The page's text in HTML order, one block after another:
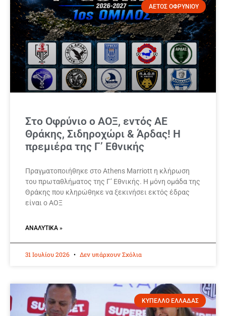
ΑΕΤΟΣ ΟΦΡΥΝΙΟΥ
Στο Οφρύνιο ο ΑΟΞ, εντός ΑΕ
Θράκης, Σιδηροχώρι & Άρδας! Η
πρεμιέρα της Γ’ Εθνικής
Πραγματοποιήθηκε στο Athens Marriott η κλήρωση
του πρωταθλήματος της Γ’ Εθνικής. Η μόνη ομάδα της
Θράκης που κληρώθηκε να ξεκινήσει εκτός έδρας
είναι ο ΑΟΞ
ΑΝΑΛΥΤΙΚΆ »
31 Ιουλίου 2026 Δεν υπάρχουν Σχόλια
ΚΥΠΕΛΛΟ ΕΛΛΑΔΑΣ